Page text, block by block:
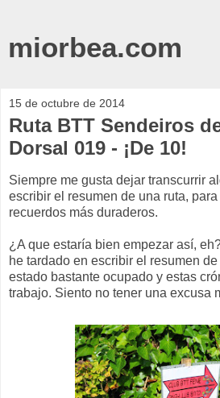
miorbea.com
15 de octubre de 2014
Ruta BTT Sendeiros
Dorsal 019 - ¡De 10!
Siempre me gusta dejar transcurrir
escribir el resumen de una ruta,
recuerdos más duraderos.
¿A que estaría bien empezar así,
he tardado en escribir el resumen
estado bastante ocupado y estas
trabajo. Siento no tener una excusa